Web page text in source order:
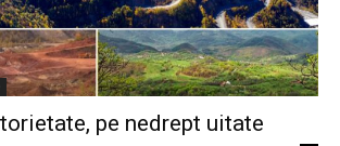
pe nedrept uitate